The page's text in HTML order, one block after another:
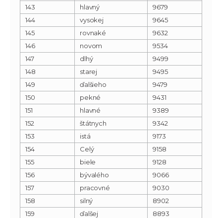
143
hlavný
9679
144
vysokej
9645
145
rovnaké
9632
146
novom
9534
147
dlhý
9499
148
starej
9495
149
ďalšieho
9479
150
pekné
9431
151
hlavné
9389
152
štátnych
9342
153
istá
9173
154
Celý
9158
155
biele
9128
156
bývalého
9066
157
pracovné
9030
158
silný
8902
159
ďalšej
8893